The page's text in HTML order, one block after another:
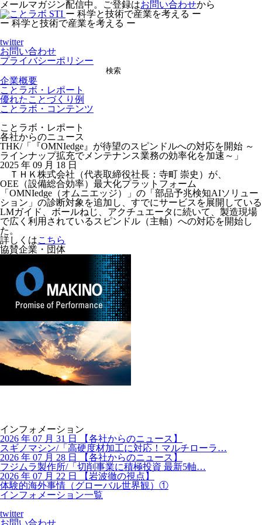
メールマガジン配信中。ご登録はお問い合わせから
ー 科学と技術で産業を考える ー
ー 科学と技術で産業を考える ー
twitter
お問い合わせ
プライバシーポリシー
検索
企業概要
ことラボ・レポート
優れたことづくり例
ことラボ・コンテンツ
ことラボ・レポート
各社からのニュース
THK/「『OMNIedge』が待望のスピンドルへの対応を開始 ～
ラインナップ拡充でメンテナンス業務の効率化を加速～」
2025 年 09 月 18 日
ＴＨＫ株式会社（代表取締役社長：寺町 崇史）が、
OEE（設備総合効率）最大化プラットフォーム
「OMNIedge（オムニエッジ）」の「部品予兆検知AIソリュー
ション」の診断対象を追加し、すでにサービスを展開している
LMガイド、ボールねじ、アクチュエータに続いて、製造現場
で広く利用されているスピンドル（主軸）への対応を開始し
た。
詳しくはこちら
協賛企業・団体
インフォメーション
2026 年 07 月 31 日
【各社からのニュース】
スギノマシン/「高硬度材加工に対応！マルチローラ…
2026 年 07 月 28 日
【各社からのニュース】
フジムラ製作所/「切削事業に積極投資 最新5軸…
2026 年 07 月 22 日
【岩波徹の視点】
体験的海外事情（グローバル世界観）①
インフォメーション一覧
twitter
お問い合わせ